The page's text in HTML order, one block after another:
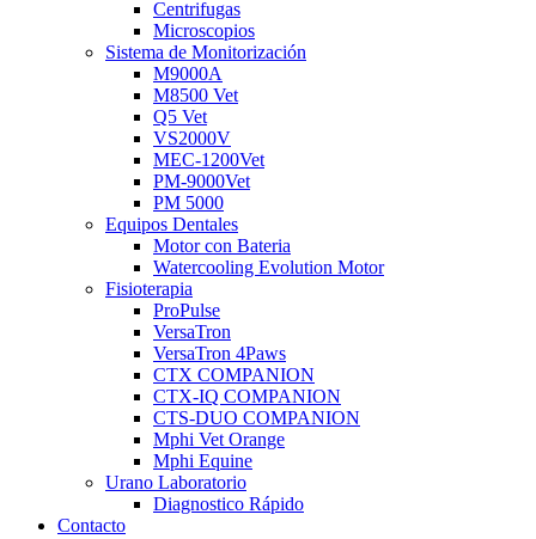
Centrifugas
Microscopios
Sistema de Monitorización
M9000A
M8500 Vet
Q5 Vet
VS2000V
MEC-1200Vet
PM-9000Vet
PM 5000
Equipos Dentales
Motor con Bateria
Watercooling Evolution Motor
Fisioterapia
ProPulse
VersaTron
VersaTron 4Paws
CTX COMPANION
CTX-IQ COMPANION
CTS-DUO COMPANION
Mphi Vet Orange
Mphi Equine
Urano Laboratorio
Diagnostico Rápido
Contacto